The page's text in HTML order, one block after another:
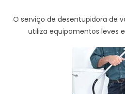
O serviço de desentupidora de
utiliza equipamentos leves